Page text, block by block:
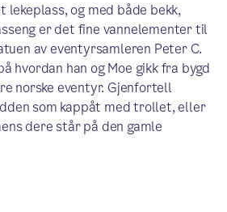
lekeplass, og med både bekk,
er det fine vannelementer til
av eventyrsamleren Peter C.
hvordan han og Moe gikk fra bygd
norske eventyr. Gjenfortell
som kappåt med trollet, eller
dere står på den gamle